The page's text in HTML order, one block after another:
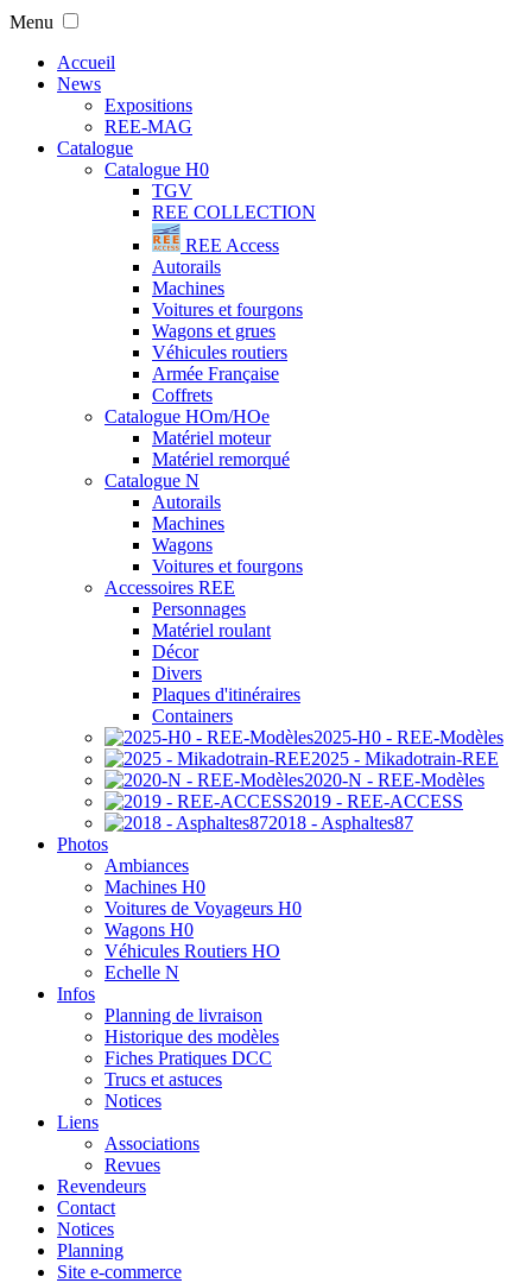
Menu
Accueil
News
Expositions
REE-MAG
Catalogue
Catalogue H0
TGV
REE COLLECTION
REE Access
Autorails
Machines
Voitures et fourgons
Wagons et grues
Véhicules routiers
Armée Française
Coffrets
Catalogue HOm/HOe
Matériel moteur
Matériel remorqué
Catalogue N
Autorails
Machines
Wagons
Voitures et fourgons
Accessoires REE
Personnages
Matériel roulant
Décor
Divers
Plaques d'itinéraires
Containers
2025-H0 - REE-Modèles
2025 - Mikadotrain-REE
2020-N - REE-Modèles
2019 - REE-ACCESS
2018 - Asphaltes87
Photos
Ambiances
Machines H0
Voitures de Voyageurs H0
Wagons H0
Véhicules Routiers HO
Echelle N
Infos
Planning de livraison
Historique des modèles
Fiches Pratiques DCC
Trucs et astuces
Notices
Liens
Associations
Revues
Revendeurs
Contact
Notices
Planning
Site e-commerce